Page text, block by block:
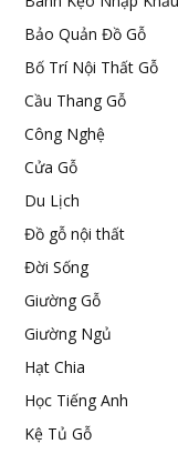
Bảo Quản Đồ Gỗ
Bố Trí Nội Thất Gỗ
Cầu Thang Gỗ
Công Nghệ
Cửa Gỗ
Du Lịch
Đồ gỗ nội thất
Đời Sống
Giường Gỗ
Giường Ngủ
Hạt Chia
Học Tiếng Anh
Kệ Tủ Gỗ